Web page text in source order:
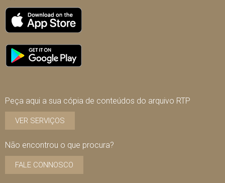
Peça aqui a sua cópia de conteúdos do arquivo RTP
VER SERVIÇOS
Não encontrou o que procura?
FALE CONNOSCO